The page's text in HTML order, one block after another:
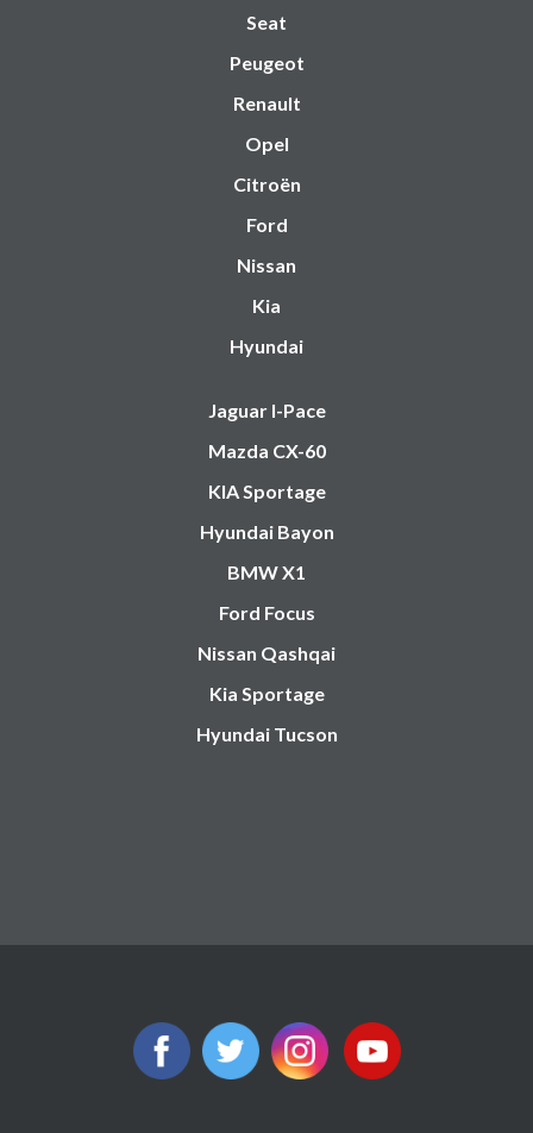
Seat
Peugeot
Renault
Opel
Citroën
Ford
Nissan
Kia
Hyundai
Jaguar I-Pace
Mazda CX-60
KIA Sportage
Hyundai Bayon
BMW X1
Ford Focus
Nissan Qashqai
Kia Sportage
Hyundai Tucson